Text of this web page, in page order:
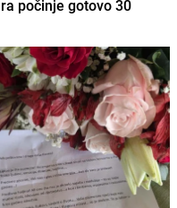
počinje gotovo 30